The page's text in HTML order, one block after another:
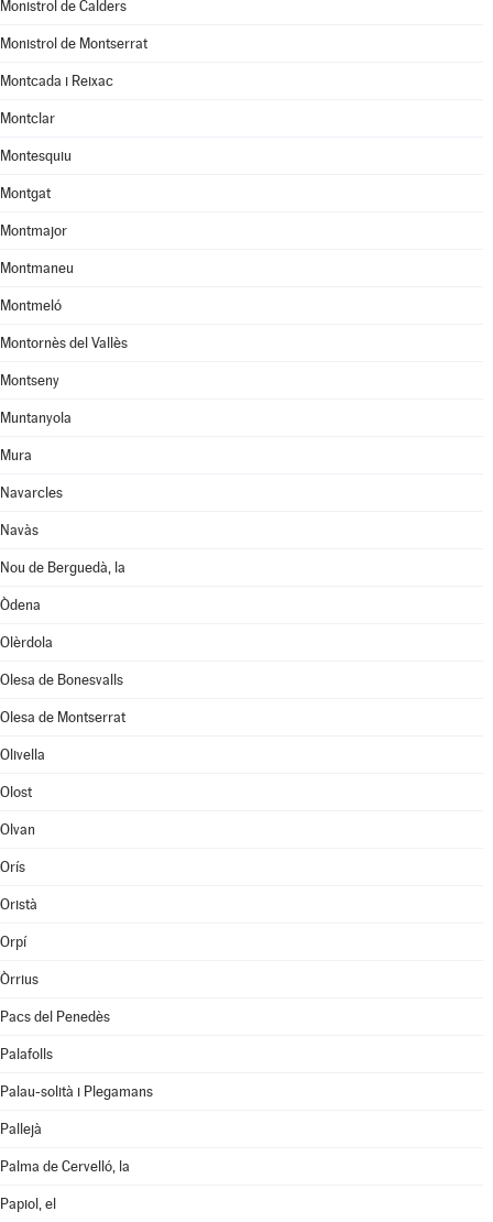
Monistrol de Calders
Monistrol de Montserrat
Montcada i Reixac
Montclar
Montesquiu
Montgat
Montmajor
Montmaneu
Montmeló
Montornès del Vallès
Montseny
Muntanyola
Mura
Navarcles
Navàs
Nou de Berguedà, la
Òdena
Olèrdola
Olesa de Bonesvalls
Olesa de Montserrat
Olivella
Olost
Olvan
Orís
Oristà
Orpí
Òrrius
Pacs del Penedès
Palafolls
Palau-solità i Plegamans
Pallejà
Palma de Cervelló, la
Papiol, el